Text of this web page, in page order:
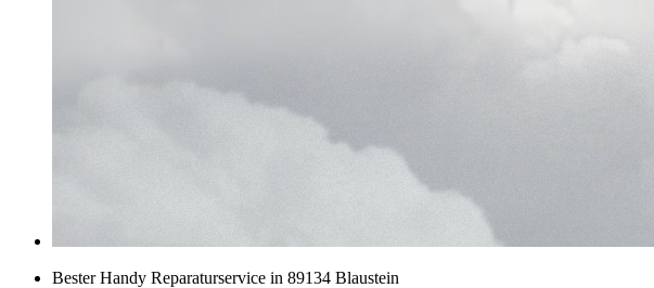
Bester Handy Reparaturservice in 89134 Blaustein